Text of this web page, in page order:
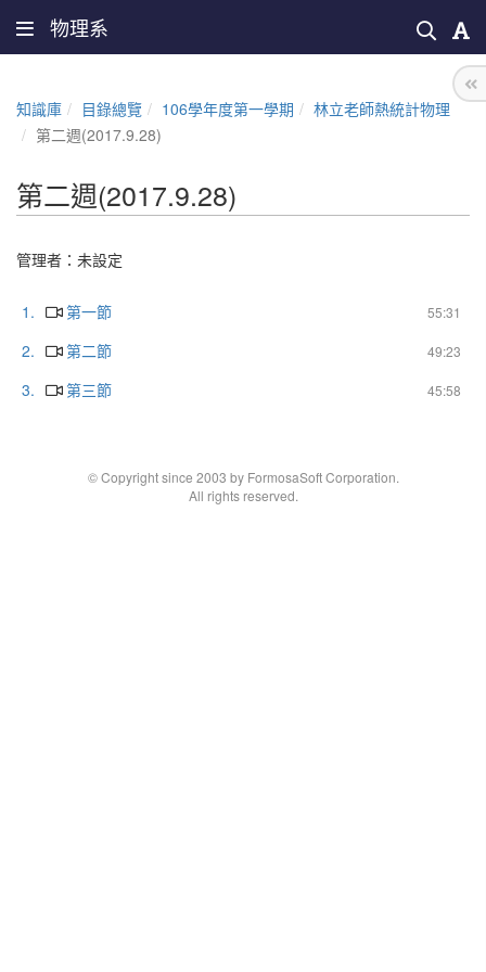
物理系
知識庫 目錄總覽 106學年度第一學期
林立老師熱統計物理
第二週(2017.9.28)
第二週(2017.9.28)
管理者：未設定
1. 55:31
第一節
2.
49:23
第二節
3.
45:58
第三節
© Copyright since 2003 by FormosaSoft Corporation.
All rights reserved.